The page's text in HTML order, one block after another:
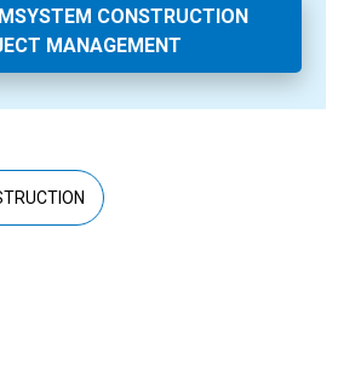
CONSTRUCTION
MANAGEMENT